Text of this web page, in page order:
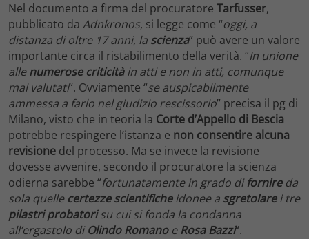
Nel documento a firma del procuratore Tarfusser,
pubblicato da Adnkronos, si legge come “oggi, a
distanza di oltre 17 anni, la scienza” può avere un valore
importante circa il ristabilimento della verità. “In unione
allenumerose criticitàin atti e non in atti, comunque
mai valutati“. Ovviamente “se auspicabilmente
ammessa a farlo nel giudizio rescissorio” precisa il pg di
Milano, visto che in teoria la Corte d’Appello di Bescia
potrebbe respingere l’istanza e non consentire alcuna
revisione del processo. Ma se invece la revisione
dovesse avvenire, secondo il procuratore la scienza
odierna sarebbe “fortunatamente in grado difornireda
sola quelle certezze scientificheidonee a sgretolarei tre
pilastri probatorisu cui si fonda la condanna
all’ergastolo diOlindo RomanoeRosa Bazzi“.